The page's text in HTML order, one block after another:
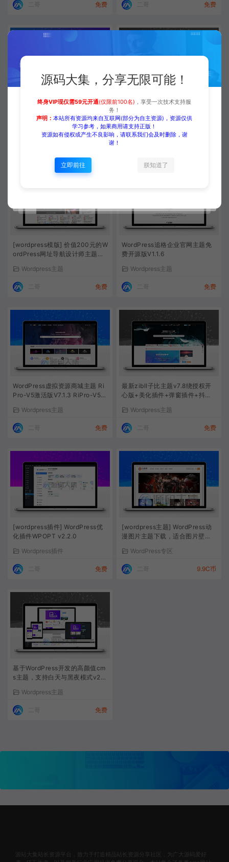
免费 免费
收费WordPress邀请码注册插件A
[wordpress插件] 2023年站长必
具合集
Wordpress插件
[wordpress模版] 价值200元的W
ordPress网址导航设计师主题风
Wordpress主题
免费
WordPress追格企业官网主题免
费开源版V1.1.6
Wordpress主题
免费
WordPress虚拟资源商城主题 Ri
Pro-V5激活版V7.1.3 RiPro-V5
Wordpress主题
免费
最新zibll子比主题v7.8绕授权开
心版+美化插件+弹窗插件+抖音
Wordpress主题
免费
[wordpress插件] WordPress优
化插件WPOPT v2.2.0
Wordpress插件
免费
[wordpress主题] WordPress动
漫图片主题下载，适合图片壁
WordPress专区
9.9C币
基于WordPress开发的高颜值cm
s主题，支持白天与黑夜模式v2.
Wordpress主题
免费
源站大集站长资源平台，致力于打造精品站长资源分享社区，为广大源码爱好
源码大集，分享无限可能！
终身VIP现仅需59元开通(仅限前100名) ，享受一次技术支持服
务！
声明：本站所有资源均来自互联网(部分为自主资源)，资源仅供
学习参考，如果商用请支持正版！
资源如有侵权或产生不良影响，请联系我们会及时删除，谢
谢！
立即前往 朕知道了